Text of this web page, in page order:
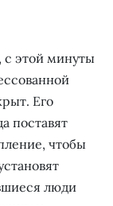
с этой минуты
Его
поставят
чтобы
люди